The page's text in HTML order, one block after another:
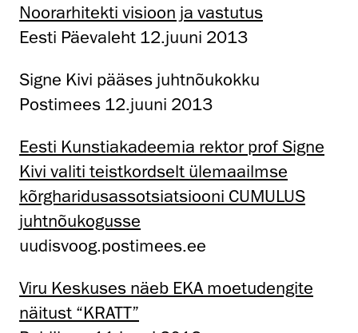
Noorarhitekti visioon ja vastutus
Eesti Päevaleht 12.juuni 2013
Signe Kivi pääses juhtnõukokku
Postimees 12.juuni 2013
Eesti Kunstiakadeemia rektor prof Signe
Kivi valiti teistkordselt ülemaailmse
kõrgharidusassotsiatsiooni CUMULUS
juhtnõukogusse
uudisvoog.postimees.ee
Viru Keskuses näeb EKA moetudengite
näitust “KRATT”